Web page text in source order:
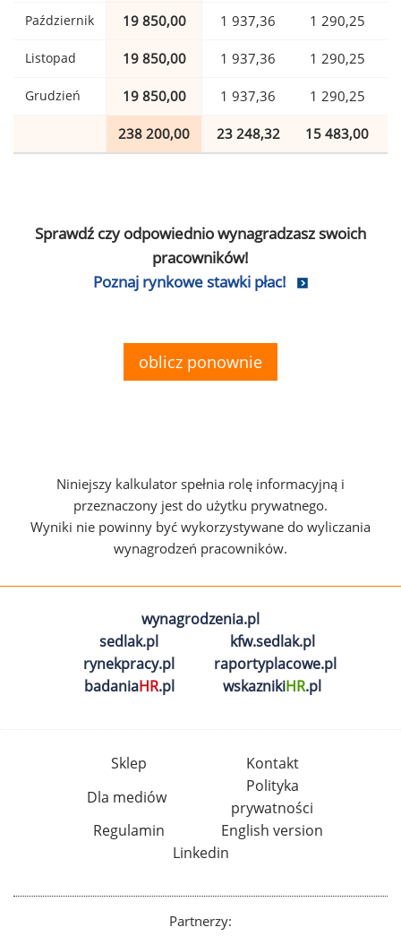
Październik 19 850,00 1 937,36 1 290,25
Listopad 19 850,00 1 937,36 1 290,25
Grudzień 19 850,00 1 937,36 1 290,25
238 200,00 23 248,32 15 483,00
Sprawdź czy odpowiednio wynagradzasz swoich
pracowników!
Poznaj rynkowe stawki płac!
oblicz ponownie
Niniejszy kalkulator spełnia rolę informacyjną i
przeznaczony jest do użytku prywatnego.
Wyniki nie powinny być wykorzystywane do wyliczania
wynagrodzeń pracowników.
wynagrodzenia.pl
sedlak.pl
kfw.sedlak.pl
rynekpracy.pl
raportyplacowe.pl
badaniaHR.pl wskaznikiHR.pl
Sklep
Kontakt
Dla mediów
Polityka
prywatności
Regulamin
English version
Linkedin
Partnerzy: